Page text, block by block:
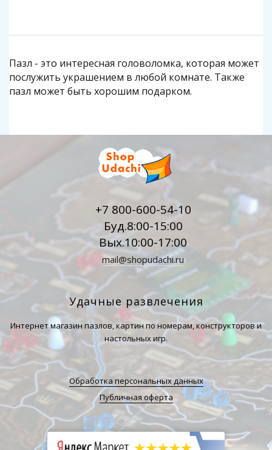
Пазл - это интересная головоломка, которая может
послужить украшением в любой комнате. Также
пазл может быть хорошим подарком.
+7 800-600-54-10
Буд.8:00-15:00
Вых.10:00-17:00
mail@shopudachi.ru
Удачные развлечения
Интернет магазин пазлов, картин по номерам, конструкторов и
настольных игр.
Обработка персональных данных
Публичная оферта